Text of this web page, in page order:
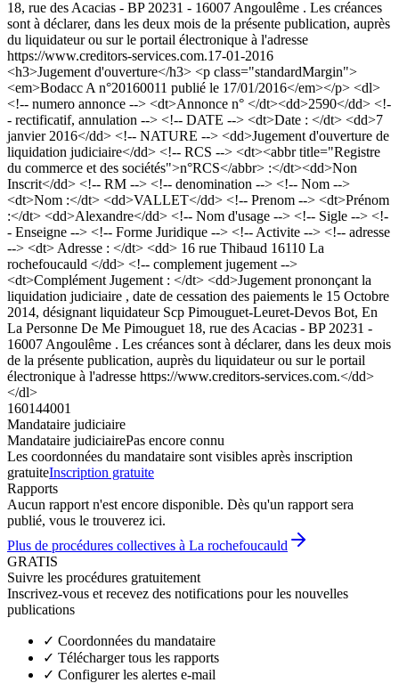
18, rue des Acacias - BP 20231 - 16007 Angoulême . Les créances
sont à déclarer, dans les deux mois de la présente publication, auprès
du liquidateur ou sur le portail électronique à l'adresse
https://www.creditors-services.com.17-01-2016
<h3>Jugement d'ouverture</h3> <p class="standardMargin">
<em>Bodacc A n°20160011 publié le 17/01/2016</em></p> <dl>
<!-- numero annonce --> <dt>Annonce n° </dt><dd>2590</dd> <!-
- rectificatif, annulation --> <!-- DATE --> <dt>Date : </dt> <dd>7
janvier 2016</dd> <!-- NATURE --> <dd>Jugement d'ouverture de
liquidation judiciaire</dd> <!-- RCS --> <dt><abbr title="Registre
du commerce et des sociétés">n°RCS</abbr> :</dt><dd>Non
Inscrit</dd> <!-- RM --> <!-- denomination --> <!-- Nom -->
<dt>Nom :</dt> <dd>VALLET</dd> <!-- Prenom --> <dt>Prénom
:</dt> <dd>Alexandre</dd> <!-- Nom d'usage --> <!-- Sigle --> <!-
- Enseigne --> <!-- Forme Juridique --> <!-- Activite --> <!-- adresse
--> <dt> Adresse : </dt> <dd> 16 rue Thibaud 16110 La
rochefoucauld </dd> <!-- complement jugement -->
<dt>Complément Jugement : </dt> <dd>Jugement prononçant la
liquidation judiciaire , date de cessation des paiements le 15 Octobre
2014, désignant liquidateur Scp Pimouguet-Leuret-Devos Bot, En
La Personne De Me Pimouguet 18, rue des Acacias - BP 20231 -
16007 Angoulême . Les créances sont à déclarer, dans les deux mois
de la présente publication, auprès du liquidateur ou sur le portail
électronique à l'adresse https://www.creditors-services.com.</dd>
</dl>
160144001
Mandataire judiciaire
Mandataire judiciairePas encore connu
Les coordonnées du mandataire sont visibles après inscription
gratuiteInscription gratuite
Rapports
Aucun rapport n'est encore disponible. Dès qu'un rapport sera
publié, vous le trouverez ici.
Plus de procédures collectives à La rochefoucauld
GRATIS
Suivre les procédures gratuitement
Inscrivez-vous et recevez des notifications pour les nouvelles
publications
✓ Coordonnées du mandataire
✓ Télécharger tous les rapports
✓ Configurer les alertes e-mail